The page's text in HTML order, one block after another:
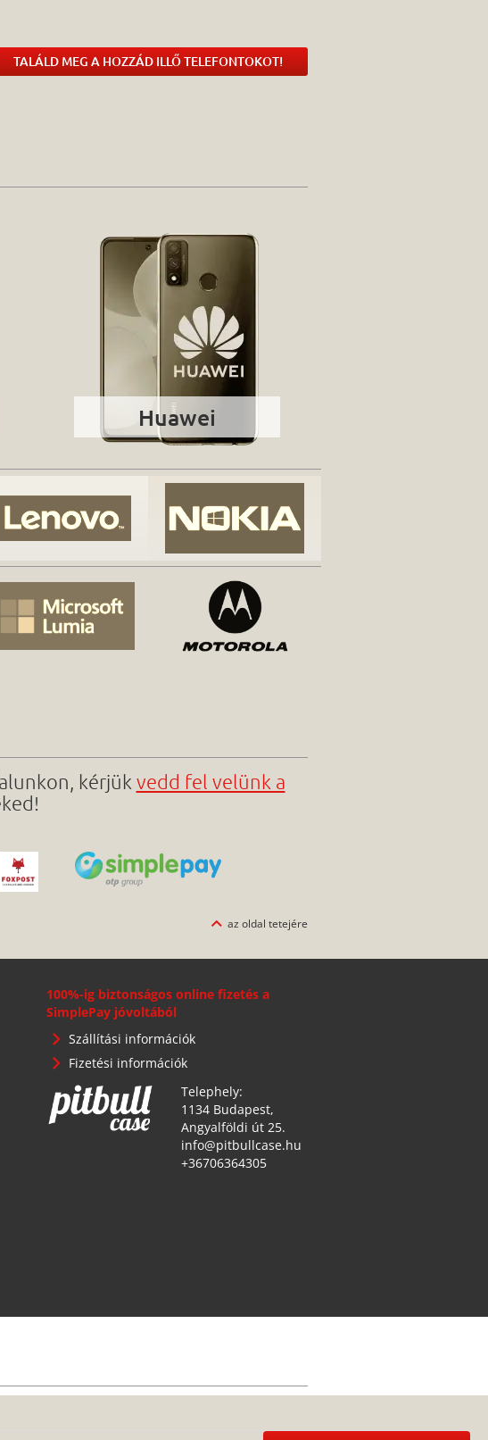
TALÁLD MEG A HOZZÁD ILLŐ TELEFONTOKOT!
Huawei
kérjük vedd fel velünk a
az oldal tetejére
100%-ig biztonságos online fizetés a
SimplePay jóvoltából
Szállítási információk
Fizetési információk
Telephely:
1134 Budapest,
Angyalföldi út 25.
info@pitbullcase.hu
+36706364305